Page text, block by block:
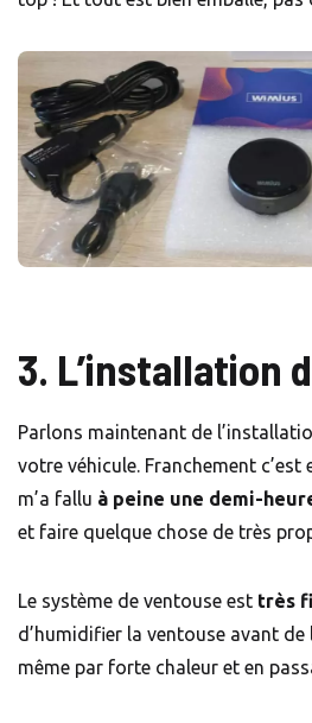
3. L’installation
Parlons maintenant de
votre véhicule. Franchement c’est
m’a fallu à peine une demi-
et faire quelque chose de très
Le système de ventouse est très
d’humidifier la ventouse avant de
même par forte chaleur et en